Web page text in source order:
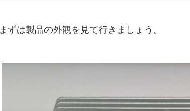
まずは製品の外観を見て行きましょう。